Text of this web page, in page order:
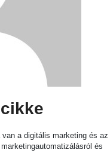
a digitális marketing és az
és